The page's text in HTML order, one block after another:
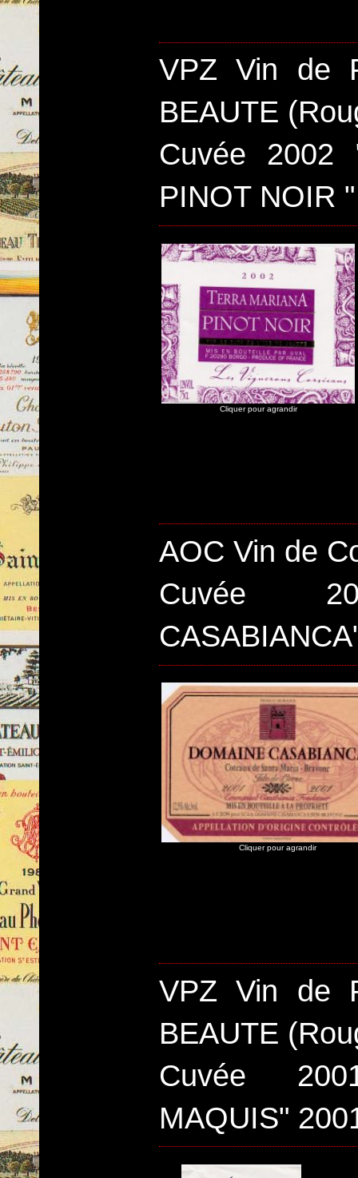
VPZ Vin de
BEAUTE
Cuvée 2002
PINOT NOIR
Cliquer pour agrandir
AOC Vin de
Cuvée
Cliquer pour agrandir
VPZ Vin de
BEAUTE
Cuvée
MAQUIS"